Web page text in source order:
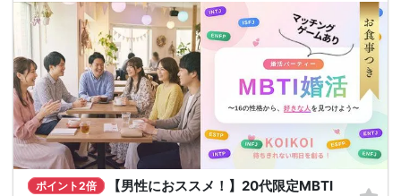
ポイント2倍
【男性におススメ！】20代限定MBTI